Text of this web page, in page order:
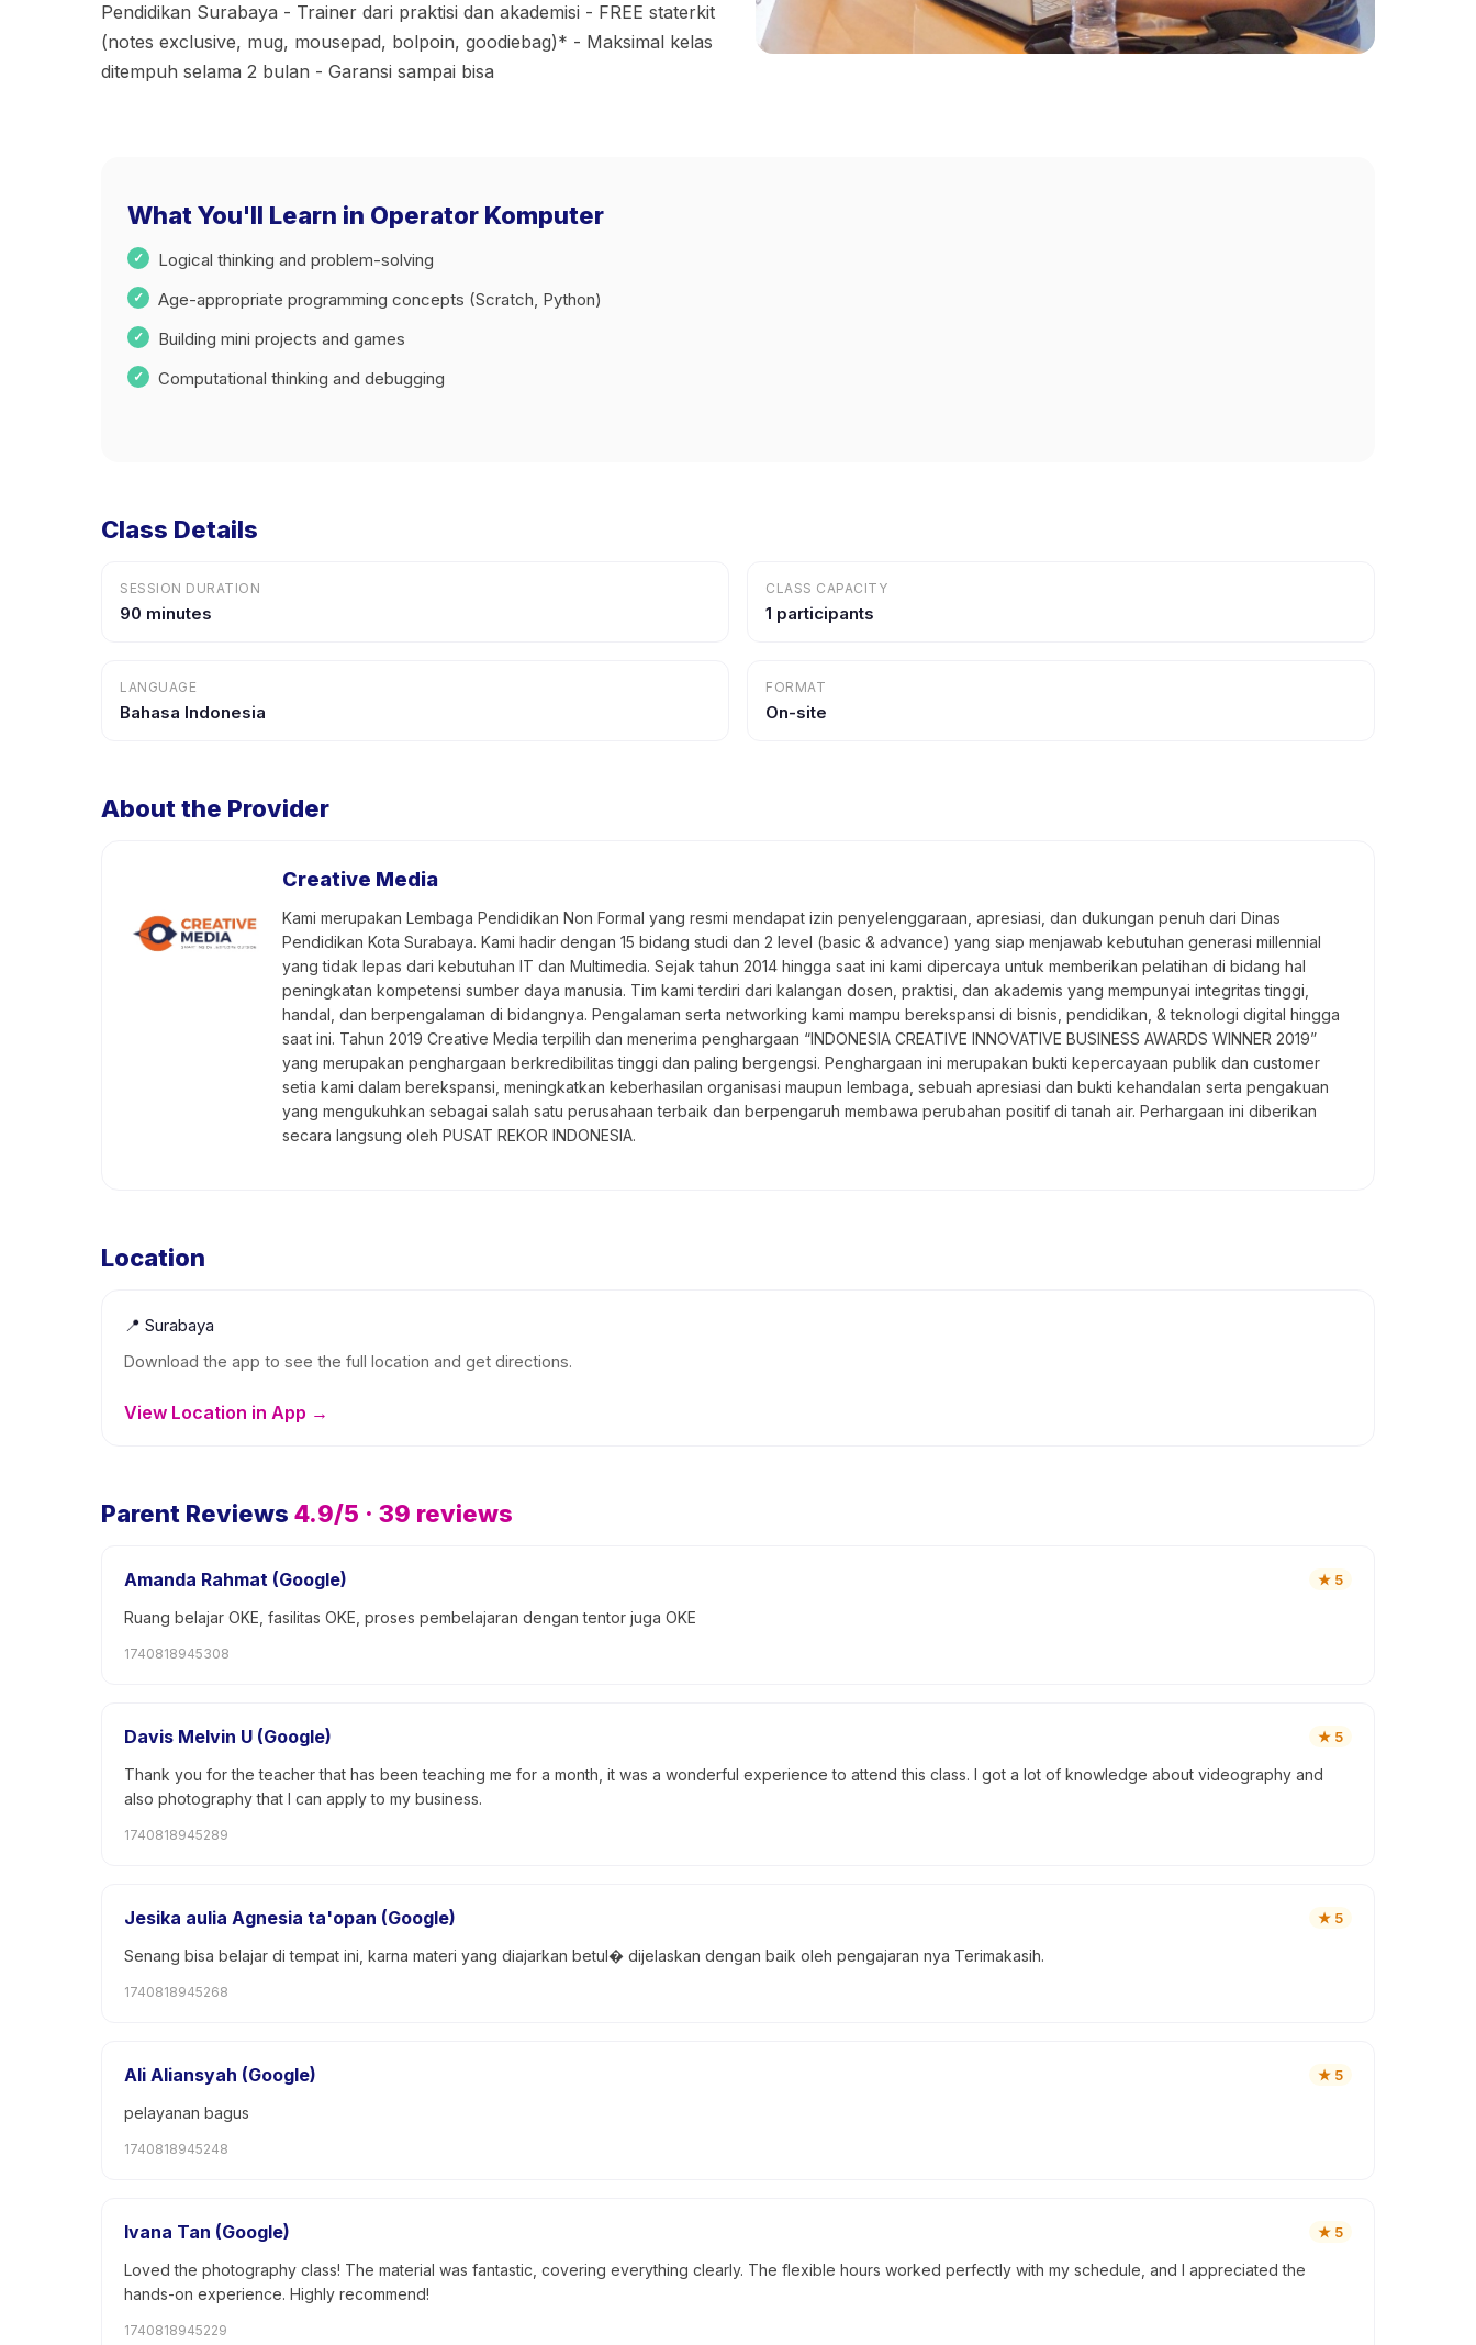
Pendidikan Surabaya - Trainer dari praktisi dan akademisi - FREE staterkit
(notes exclusive, mug, mousepad, bolpoin, goodiebag)* - Maksimal kelas
ditempuh selama 2 bulan - Garansi sampai bisa
What You'll Learn in Operator Komputer
Logical thinking and problem-solving
Age-appropriate programming concepts (Scratch, Python)
Building mini projects and games
Computational thinking and debugging
Class Details
SESSION DURATION
90 minutes
CLASS CAPACITY
1 participants
LANGUAGE
Bahasa Indonesia
FORMAT
On-site
About the Provider
Creative Media
Kami merupakan Lembaga Pendidikan Non Formal yang resmi mendapat izin penyelenggaraan, apresiasi, dan dukungan penuh dari Dinas
Pendidikan Kota Surabaya. Kami hadir dengan 15 bidang studi dan 2 level (basic & advance) yang siap menjawab kebutuhan generasi millennial
yang tidak lepas dari kebutuhan IT dan Multimedia. Sejak tahun 2014 hingga saat ini kami dipercaya untuk memberikan pelatihan di bidang hal
peningkatan kompetensi sumber daya manusia. Tim kami terdiri dari kalangan dosen, praktisi, dan akademis yang mempunyai integritas tinggi,
handal, dan berpengalaman di bidangnya. Pengalaman serta networking kami mampu berekspansi di bisnis, pendidikan, & teknologi digital hingga
saat ini. Tahun 2019 Creative Media terpilih dan menerima penghargaan “INDONESIA CREATIVE INNOVATIVE BUSINESS AWARDS WINNER 2019”
yang merupakan penghargaan berkredibilitas tinggi dan paling bergengsi. Penghargaan ini merupakan bukti kepercayaan publik dan customer
setia kami dalam berekspansi, meningkatkan keberhasilan organisasi maupun lembaga, sebuah apresiasi dan bukti kehandalan serta pengakuan
yang mengukuhkan sebagai salah satu perusahaan terbaik dan berpengaruh membawa perubahan positif di tanah air. Perhargaan ini diberikan
secara langsung oleh PUSAT REKOR INDONESIA.
Location
📍 Surabaya
Download the app to see the full location and get directions.
View Location in App →
Parent Reviews 4.9/5 · 39 reviews
Amanda Rahmat (Google) ★ 5
Ruang belajar OKE, fasilitas OKE, proses pembelajaran dengan tentor juga OKE
1740818945308
Davis Melvin U (Google) ★ 5
Thank you for the teacher that has been teaching me for a month, it was a wonderful experience to attend this class. I got a lot of knowledge about videography and
also photography that I can apply to my business.
1740818945289
Jesika aulia Agnesia ta'opan (Google) ★ 5
Senang bisa belajar di tempat ini, karna materi yang diajarkan betul� dijelaskan dengan baik oleh pengajaran nya Terimakasih.
1740818945268
Ali Aliansyah (Google) ★ 5
pelayanan bagus
1740818945248
Ivana Tan (Google) ★ 5
Loved the photography class! The material was fantastic, covering everything clearly. The flexible hours worked perfectly with my schedule, and I appreciated the
hands-on experience. Highly recommend!
1740818945229